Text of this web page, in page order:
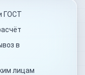
ГОСТ
в
лицам